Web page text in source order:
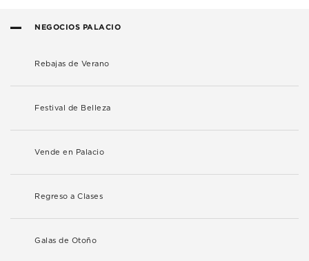
NEGOCIOS PALACIO
Rebajas de Verano
Festival de Belleza
Vende en Palacio
Regreso a Clases
Galas de Otoño